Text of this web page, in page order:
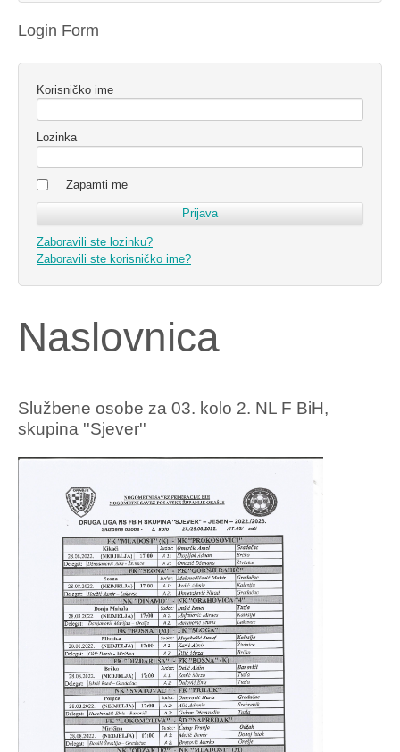
Login Form
Korisničko ime
Lozinka
Zapamti me
Zaboravili ste lozinku?
Zaboravili ste korisničko ime?
Naslovnica
Službene osobe za 03. kolo 2. NL F BiH,
skupina ''Sjever''